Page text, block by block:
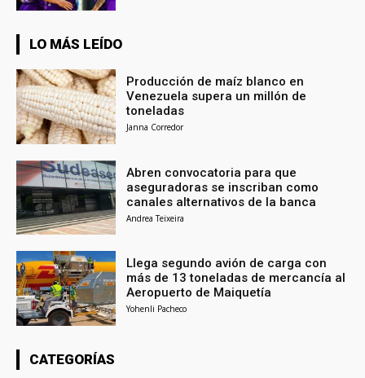
LO MÁS LEÍDO
Producción de maíz blanco en
Venezuela supera un millón de
toneladas
Janna Corredor
Abren convocatoria para que
aseguradoras se inscriban como
canales alternativos de la banca
Andrea Teixeira
Llega segundo avión de carga con
más de 13 toneladas de mercancía al
Aeropuerto de Maiquetía
Yohenli Pacheco
CATEGORÍAS